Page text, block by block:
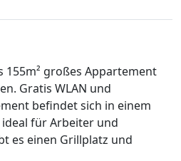
großes Appartement
Gratis WLAN und
befindet sich in einem
für Arbeiter und
es einen Grillplatz und